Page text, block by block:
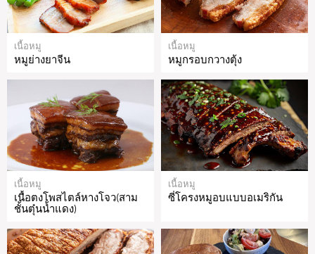
เนื้อหมู
หมูย่างยาจีน
เนื้อหมู
หมูกรอบกวางตุ้ง
เนื้อหมู
เนื้อตงโพสไตล์หางโจว(สาม
ชั้นตุ๋นน้ำแดง)
เนื้อหมู
ซี่โครงหมูอบแบบอเมริกัน